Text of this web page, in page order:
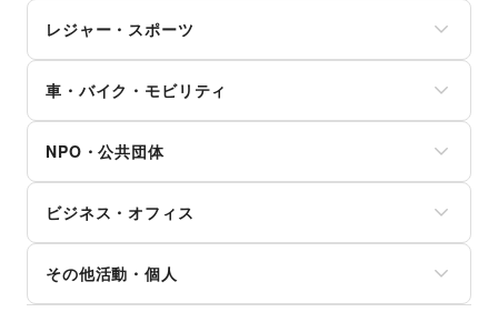
たばこ
修理・メンテナンス
就職・転職・求人
マッサージ・整体
女性用品・フェムテック
コンタクトレンズ
医療・医薬品
その他美容・健康
ゲーム
アニメ
コミック・マンガ
アイドル・芸能人
CD・DVD・本・雑誌
Webメディア・アプリ
テレビ・ドラマ
映画
音楽・ライブ
演劇
占い
写真・イラストレーション
立体作品・彫刻
その他アート・デザイン
レジャー・スポーツ
キャンプ・アウトドア
野球
サッカー
バスケットボール
ゴルフ
その他レジャー・スポーツ
車・バイク・モビリティ
バイク・オートバイ
自転車・ロードバイク
マイクロモビリティ
その他車・バイク・モビリティ
NPO・公共団体
外国団体・大使館
募金・寄付
NPO・ボランティア活動
その他NPO・公共団体
ビジネス・オフィス
オフィス家具・OA機器
イベント企画・運営
その他活動・個人